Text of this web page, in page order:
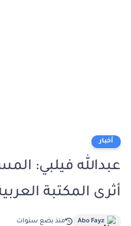
أخبار
عبدالله فيلبي:
أثرى المكتبة
Abo Fayz منذ بضع سنوات